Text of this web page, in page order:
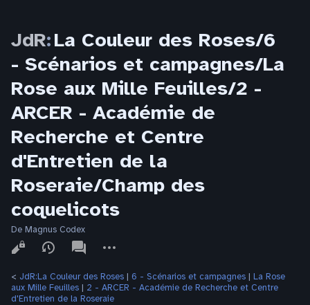
JdR:La Couleur des Roses/6
- Scénarios et campagnes/La
Rose aux Mille Feuilles/2 -
ARCER - Académie de
Recherche et Centre
d'Entretien de la
Roseraie/Champ des
coquelicots
De Magnus Codex
Affichages
associated-
pages
actions
< JdR:La Couleur des Roses ‎ | 6 - Scénarios et campagnes ‎ | La Rose
aux Mille Feuilles ‎ | 2 - ARCER - Académie de Recherche et Centre
d'Entretien de la Roseraie